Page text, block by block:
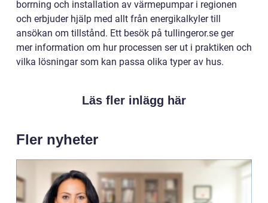
borrning och installation av värmepumpar i regionen
och erbjuder hjälp med allt från energikalkyler till
ansökan om tillstånd. Ett besök på tullingeror.se ger
mer information om hur processen ser ut i praktiken och
vilka lösningar som kan passa olika typer av hus.
Läs fler inlägg här
Fler nyheter